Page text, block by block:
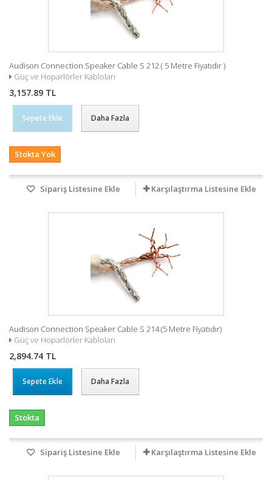
Audison Connection Speaker Cable S 212 ( 5 Metre Fiyatıdır )
Güç ve Hoparlörler Kabloları
3,157.89 TL
Sepete Ekle Daha Fazla
Stokta Yok
Sipariş Listesine Ekle Karşılaştırma Listesine Ekle
Audison Connection Speaker Cable S 214 (5 Metre Fiyatıdır)
Güç ve Hoparlörler Kabloları
2,894.74 TL
Sepete Ekle Daha Fazla
Stokta
Sipariş Listesine Ekle Karşılaştırma Listesine Ekle